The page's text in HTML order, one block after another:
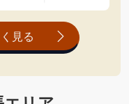
見る